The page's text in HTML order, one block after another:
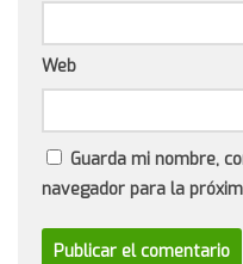
Web
Guarda mi nombre,
navegador para la